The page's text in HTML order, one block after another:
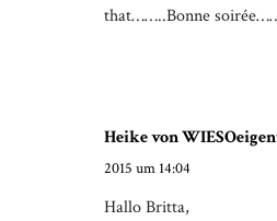
that……..Bonne
Heike von
2015 um 14:04
Hallo Britta,